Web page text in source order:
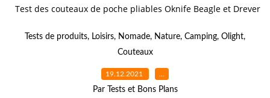
Test des couteaux de poche pliables Oknife Beagle et Drever
Tests de produits, Loisirs, Nomade, Nature, Camping, Olight,
Couteaux
19.12.2021 …
Par Tests et Bons Plans